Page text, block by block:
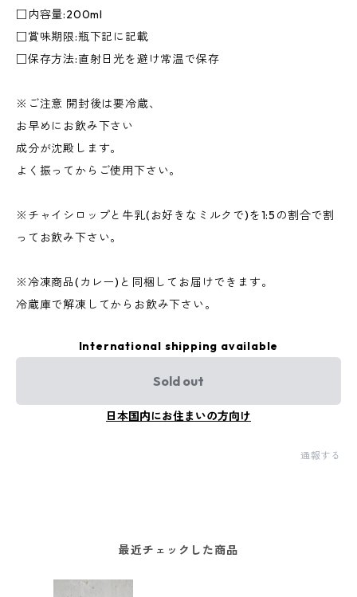
□内容量:200ml
□賞味期限:瓶下記に記載
□保存方法:直射日光を避け常温で保存
※ご注意 開封後は要冷蔵、
お早めにお飲み下さい
成分が沈殿します。
よく振ってからご使用下さい。
※チャイシロップと牛乳(お好きなミルクで)を1:5の割合で割
ってお飲み下さい。
※冷凍商品(カレー)と同梱してお届けできます。
冷蔵庫で解凍してからお飲み下さい。
International shipping available
Sold out
日本国内にお住まいの方向け
通報する
最近チェックした商品